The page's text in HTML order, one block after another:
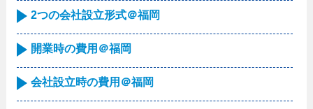
2つの会社設立形式＠福岡
開業時の費用＠福岡
会社設立時の費用＠福岡